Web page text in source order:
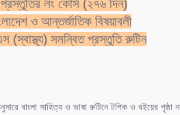
কোথায়?
লং কোর্স (২৭৬ দিন)
ও আন্তর্জাতিক বিষয়াবলী
(স্বাস্থ্য) সমন্বিত প্রস্তুতি রুটিন
বাংলা সাহিত্য ও ভাষা রুটিনে টপিক ও বইয়ের